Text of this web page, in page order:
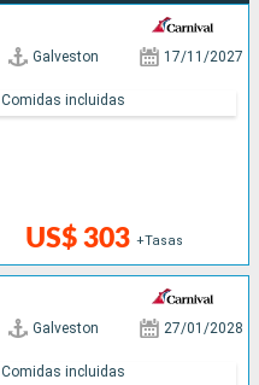
Galveston 17/11/2027
US$ 303 +Tasas
Comidas incluidas
Galveston 27/01/2028
Comidas incluidas